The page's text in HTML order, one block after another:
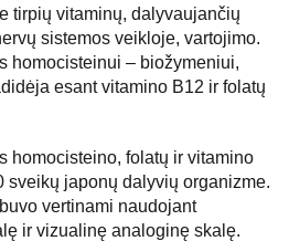
tirpių vitaminų, dalyvaujančių
sistemos veikloje, vartojimo.
homocisteinui – biožymeniui,
esant vitamino B12 ir folatų
homocisteino, folatų ir vitamino
sveikų japonų dalyvių organizme.
vertinami naudojant
ir vizualinę analoginę skalę.